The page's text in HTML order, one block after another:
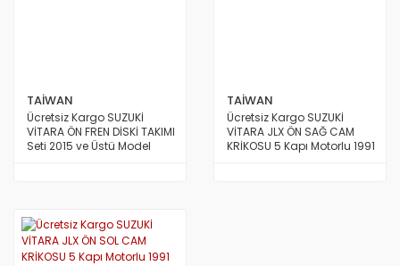
TAİWAN
Ücretsiz Kargo SUZUKİ
VİTARA ÖN FREN DİSKİ TAKIMI
Seti 2015 ve Üstü Model
TAİWAN
Ücretsiz Kargo SUZUKİ
VİTARA JLX ÖN SAĞ CAM
KRİKOSU 5 Kapı Motorlu 1991